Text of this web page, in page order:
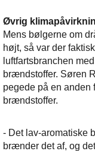
Øvrig
Mens bølgerne om
højt, så var der
luftfartsbranchen
brændstoffer. Søren
pegede på en anden
brændstoffer.
- Det lav-aromatiske
brænder det af, og